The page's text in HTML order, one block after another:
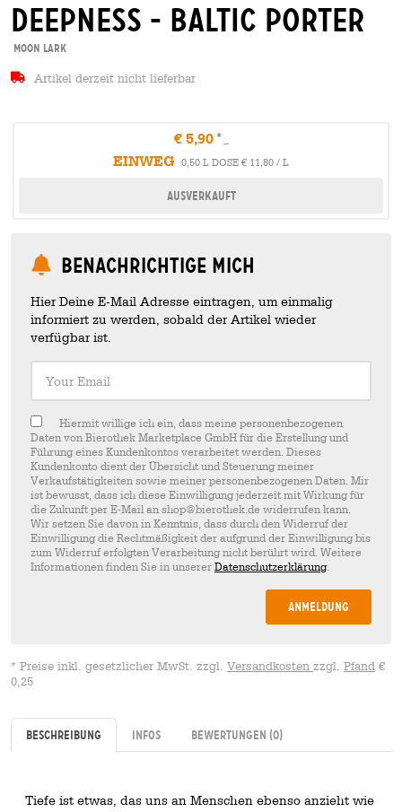
deepness - baltic porter
Moon Lark
Artikel derzeit nicht lieferbar
€ 5,90
EINWEG
0,50 L DOSE € 11,80 / L
Ausverkauft
Benachrichtige mich
Hier Deine E-Mail Adresse eintragen, um einmalig
informiert zu werden, sobald der Artikel wieder
verfügbar ist.
Hiermit willige ich ein, dass meine personenbezogenen
Daten von Bierothek Marketplace GmbH für die Erstellung und
Führung eines Kundenkontos verarbeitet werden. Dieses
Kundenkonto dient der Übersicht und Steuerung meiner
Verkaufstätigkeiten sowie meiner personenbezogenen Daten. Mir
ist bewusst, dass ich diese Einwilligung jederzeit mit Wirkung für
die Zukunft per E-Mail an shop@bierothek.de widerrufen kann.
Wir setzen Sie davon in Kenntnis, dass durch den Widerruf der
Einwilligung die Rechtmäßigkeit der aufgrund der Einwilligung bis
zum Widerruf erfolgten Verarbeitung nicht berührt wird. Weitere
Informationen finden Sie in unserer Datenschutzerklärung.
Anmeldung
* Preise inkl. gesetzlicher MwSt. zzgl. Versandkosten zzgl. Pfand €
0,25
Beschreibung Infos Bewertungen (0)
Tiefe ist etwas, das uns an Menschen ebenso anzieht wie